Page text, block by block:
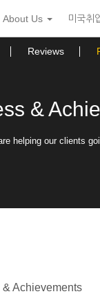
About Us 미국취
Reviews
&
helping our clients
& Achievements